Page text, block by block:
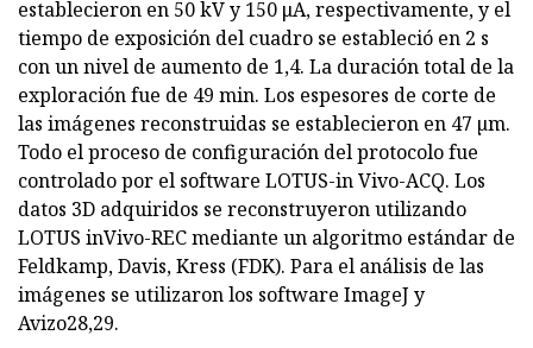
establecieron en 50 kV y 150 μA, respectivamente, y el
tiempo de exposición del cuadro se estableció en 2 s
con un nivel de aumento de 1,4. La duración total de la
exploración fue de 49 min. Los espesores de corte de
las imágenes reconstruidas se establecieron en 47 µm.
Todo el proceso de configuración del protocolo fue
controlado por el software LOTUS-in Vivo-ACQ. Los
datos 3D adquiridos se reconstruyeron utilizando
LOTUS inVivo-REC mediante un algoritmo estándar de
Feldkamp, ​​Davis, Kress (FDK). Para el análisis de las
imágenes se utilizaron los software ImageJ y
Avizo28,29.